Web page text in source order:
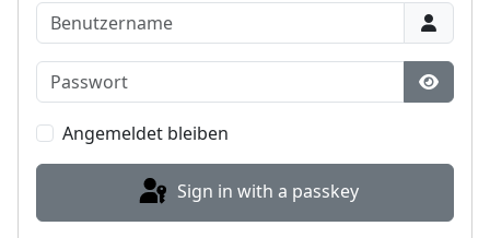
Benutzername
Passwort
Show
Angemeldet bleiben
Sign in with a passkey